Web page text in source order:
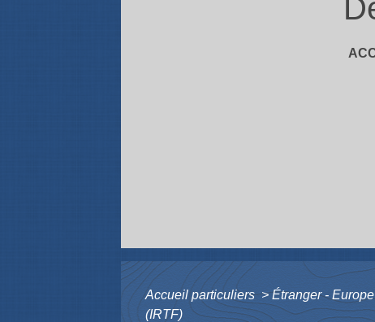
Accueil particuliers> Étranger - Europe
(IRTF)